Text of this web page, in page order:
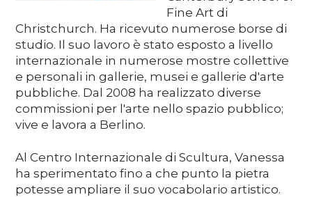
Fine Art di
Christchurch. Ha ricevuto numerose borse di
studio. Il suo lavoro è stato esposto a livello
internazionale in numerose mostre collettive
e personali in gallerie, musei e gallerie d'arte
pubbliche. Dal 2008 ha realizzato diverse
commissioni per l'arte nello spazio pubblico;
vive e lavora a Berlino.
Al Centro Internazionale di Scultura, Vanessa
ha sperimentato fino a che punto la pietra
potesse ampliare il suo vocabolario artistico.